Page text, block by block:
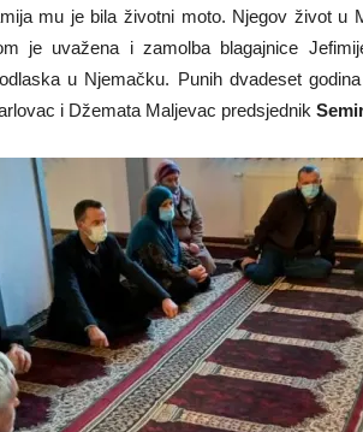
mu je bila životni moto. Njegov život u
je uvažena i zamolba blagajnice
u Njemačku. Punih dvadeset
i Džemata Maljevac predsjednik